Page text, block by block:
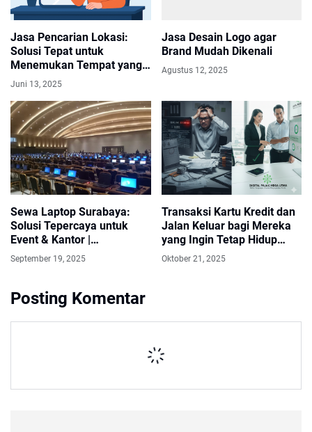
Jasa Pencarian Lokasi:
Solusi Tepat untuk
Menemukan Tempat yang
Anda Cari
Juni 13, 2025
Agustus 12, 2025
Sewa Laptop Surabaya:
Solusi Tepercaya untuk
Event & Kantor |
SewaLaptop.co.id
September 19, 2025
Transaksi Kartu Kredit dan
Jalan Keluar bagi Mereka
yang Ingin Tetap Hidup
Tanpa Tercekik Limit
Oktober 21, 2025
Posting Komentar